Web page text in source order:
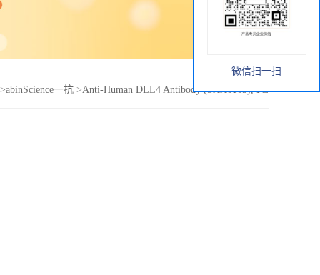
>abinScience一抗 >Anti-Human DLL4 Antibody (SAA0165), PE
微信扫一扫